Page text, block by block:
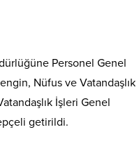
Personel Genel
Nüfus ve Vatandaşlık
İşleri Genel
getirildi.